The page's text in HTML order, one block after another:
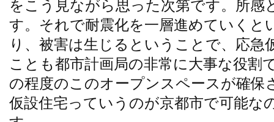
をこう見ながら思った次第です。所感
す。それで耐震化を一層進めていくと
り、被害は生じるということで、応急
ことも都市計画局の非常に大事な役割
の程度のこのオープンスペースが確
仮設住宅っていうのが京都市で可能な